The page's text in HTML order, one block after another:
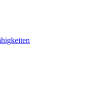
Spielen